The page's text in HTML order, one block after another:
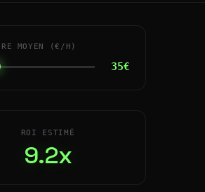
MOYEN (€/H)
35€
ROI ESTIMÉ
9.2x